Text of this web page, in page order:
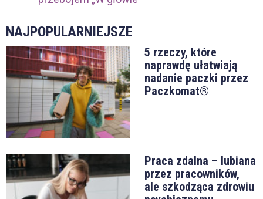
NAJPOPULARNIEJSZE
5 rzeczy, które
naprawdę ułatwiają
nadanie paczki przez
Paczkomat®
Praca zdalna – lubiana
przez pracowników,
ale szkodząca zdrowiu